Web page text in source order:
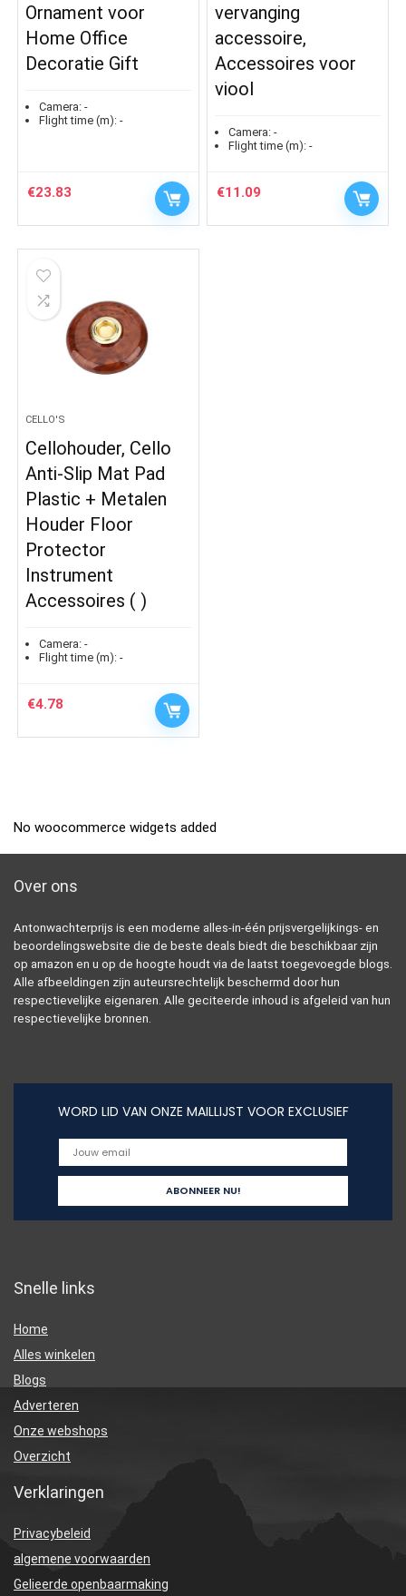
Ornament voor
Home Office
Decoratie Gift
Camera: -
Flight time (m): -
€23.83
vervanging
accessoire,
Accessoires voor
viool
Camera: -
Flight time (m): -
€11.09
CELLO'S
Cellohouder, Cello
Anti-Slip Mat Pad
Plastic + Metalen
Houder Floor
Protector
Instrument
Accessoires ( )
Camera: -
Flight time (m): -
€4.78
No woocommerce widgets added
Over ons
Antonwachterprijs is een moderne alles-in-één prijsvergelijkings- en
beoordelingswebsite die de beste deals biedt die beschikbaar zijn
op amazon en u op de hoogte houdt via de laatst toegevoegde blogs.
Alle afbeeldingen zijn auteursrechtelijk beschermd door hun
respectievelijke eigenaren. Alle geciteerde inhoud is afgeleid van hun
respectievelijke bronnen.
WORD LID VAN ONZE MAILLIJST VOOR EXCLUSIEF
Snelle links
Home
Alles winkelen
Blogs
Adverteren
Onze webshops
Overzicht
Verklaringen
Privacybeleid
algemene voorwaarden
Gelieerde openbaarmaking